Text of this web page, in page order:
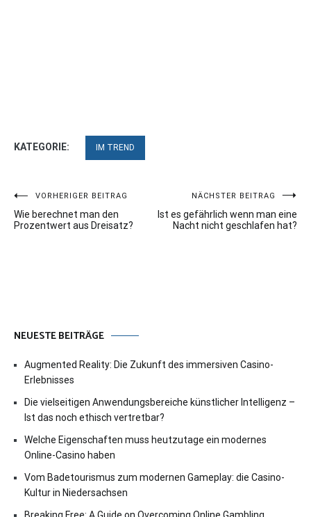
KATEGORIE: IM TREND
Beitragsnavigation
VORHERIGER BEITRAG
Wie berechnet man den
Prozentwert aus Dreisatz?
NÄCHSTER BEITRAG
Ist es gefährlich wenn man eine
Nacht nicht geschlafen hat?
NEUESTE BEITRÄGE
Augmented Reality: Die Zukunft des immersiven Casino-
Erlebnisses
Die vielseitigen Anwendungsbereiche künstlicher Intelligenz –
Ist das noch ethisch vertretbar?
Welche Eigenschaften muss heutzutage ein modernes
Online-Casino haben
Vom Badetourismus zum modernen Gameplay: die Casino-
Kultur in Niedersachsen
Breaking Free: A Guide on Overcoming Online Gambling